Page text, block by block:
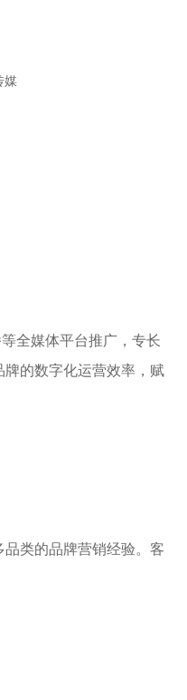
全媒体平台推广，专长
的数字化运营效率，赋
的品牌营销经验。客